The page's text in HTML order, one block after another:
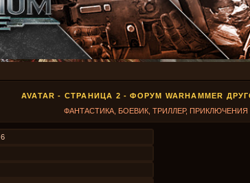
AVATAR - СТРАНИЦА 2 - ФОРУМ WARHAMMER
ФАНТАСТИКА, БОЕВИК, ТРИЛЛЕР, ПРИКЛЮЧЕНИЯ
6